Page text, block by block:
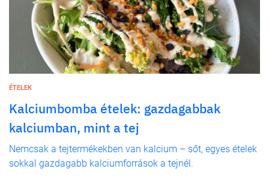
ÉTELEK
Kalciumbomba ételek: gazdagabbak
kalciumban, mint a tej
Nemcsak a tejtermékekben van kalcium – sőt, egyes ételek
sokkal gazdagabb kalciumforrások a tejnél.